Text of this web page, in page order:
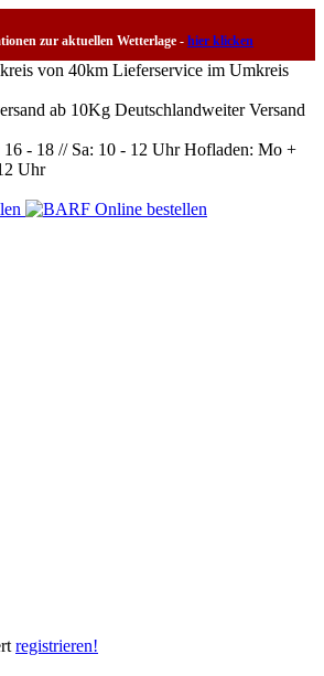
zur aktuellen Wetterlage - hier klicken
Lieferservice im Umkreis
Deutschlandweiter Versand
Hofladen: Mo +
Uhr
registrieren!